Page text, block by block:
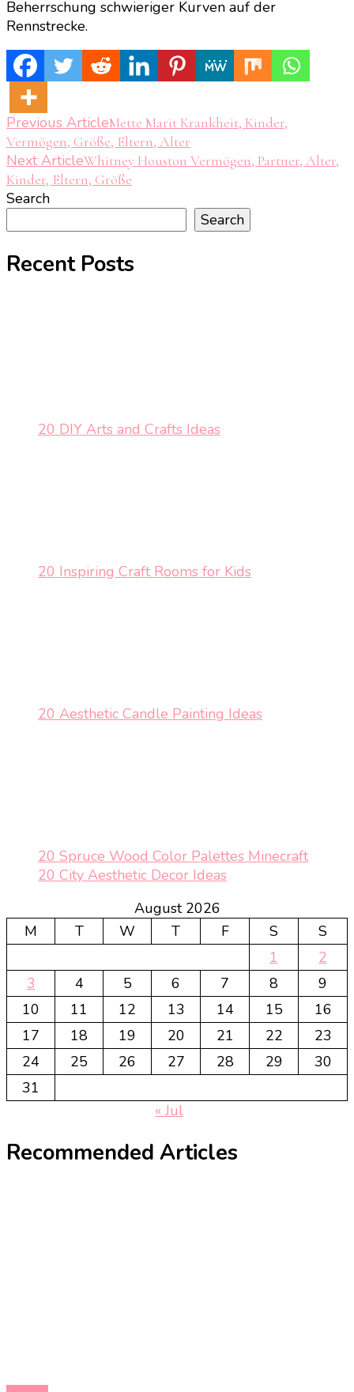
Beherrschung schwieriger Kurven auf der
Rennstrecke.
Post
Navigation
Previous ArticleMette Marit Krankheit, Kinder,
Vermögen, Größe, Eltern, Alter
Next ArticleWhitney Houston Vermögen, Partner, Alter,
Kinder, Eltern, Größe
Search
Search
Recent Posts
20 DIY Arts and Crafts Ideas
20 Inspiring Craft Rooms for Kids
20 Aesthetic Candle Painting Ideas
20 Spruce Wood Color Palettes Minecraft
20 City Aesthetic Decor Ideas
August 2026
M
T W T F S
S
1
2
3
4 5 6 7 8
9
10
11 12 13 14 15
16
17
18 19 20 21 22
23
24
25 26 27 28 29
30
31
« Jul
Recommended Articles